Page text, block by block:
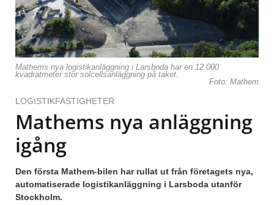
Mathems nya logistikanläggning i Larsboda har en 12 000
kvadratmeter stor solcellsanläggning på taket.
Foto: Mathem
LOGISTIKFASTIGHETER
Mathems nya anläggning
igång
Den första Mathem-bilen har rullat ut från företagets nya,
automatiserade logistikanläggning i Larsboda utanför
Stockholm.